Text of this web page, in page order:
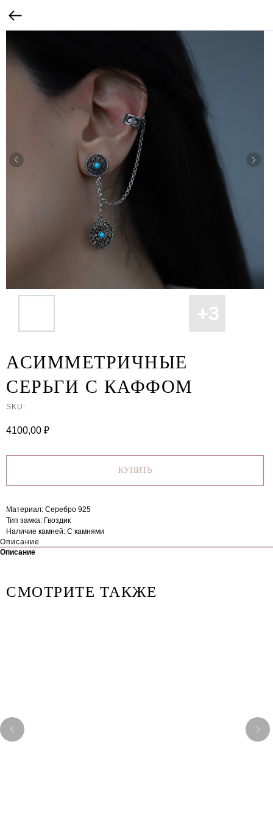
АСИММЕТРИЧНЫЕ
СЕРЬГИ С КАФФОМ
SKU:
4100,00 ₽
КУПИТЬ
Материал: Серебро 925
Тип замка: Гвоздик
Наличие камней: C камнями
Описание
Описание
СМОТРИТЕ ТАКЖЕ